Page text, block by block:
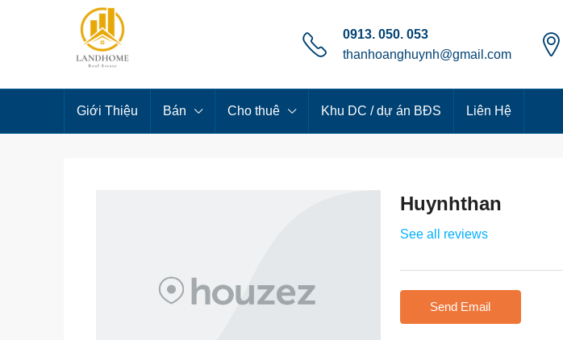
0913. 050. 053
thanhoanghuynh@gmail.com
Giới Thiệu Bán Cho thuê Khu DC / dự án BĐS Liên Hệ
Huynhthan
See all reviews
Send Email